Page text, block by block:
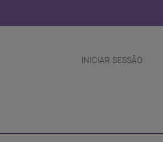
INICIAR SESSÂO